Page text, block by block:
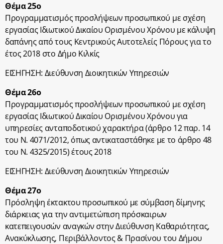
Θέμα 25ο
Προγραμματισμός προσλήψεων προσωπικού με σχέση
εργασίας Ιδιωτικού Δικαίου Ορισμένου Χρόνου με κάλυψη
δαπάνης από τους Κεντρικούς Αυτοτελείς Πόρους για το
έτος 2018 στο Δήμο Κιλκίς
ΕΙΣΗΓΗΣΗ: Διεύθυνση Διοικητικών Υπηρεσιών
Θέμα 26ο
Προγραμματισμός προσλήψεων προσωπικού με σχέση
εργασίας Ιδιωτικού Δικαίου Ορισμένου Χρόνου για
υπηρεσίες ανταποδοτικού χαρακτήρα (άρθρο 12 παρ. 14
του Ν. 4071/2012, όπως αντικαταστάθηκε με το άρθρο 48
του Ν. 4325/2015) έτους 2018
ΕΙΣΗΓΗΣΗ: Διεύθυνση Διοικητικών Υπηρεσιών
Θέμα 27ο
Πρόσληψη έκτακτου προσωπικού με σύμβαση δίμηνης
διάρκειας για την αντιμετώπιση πρόσκαιρων
κατεπειγουσών αναγκών στην Διεύθυνση Καθαριότητας,
Ανακύκλωσης, Περιβάλλοντος & Πρασίνου του Δήμου